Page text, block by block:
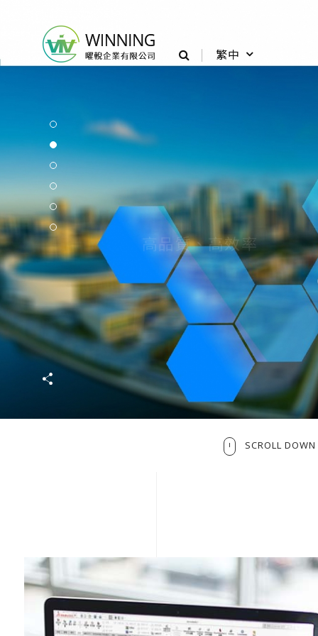
繁中
高品質、高效率
曜輗公司創立於2001年，致力於
取得多項專利認証,， 製造產品皆
CPSIA、ROSH、REACH等多項檢
SCROLL DOWN